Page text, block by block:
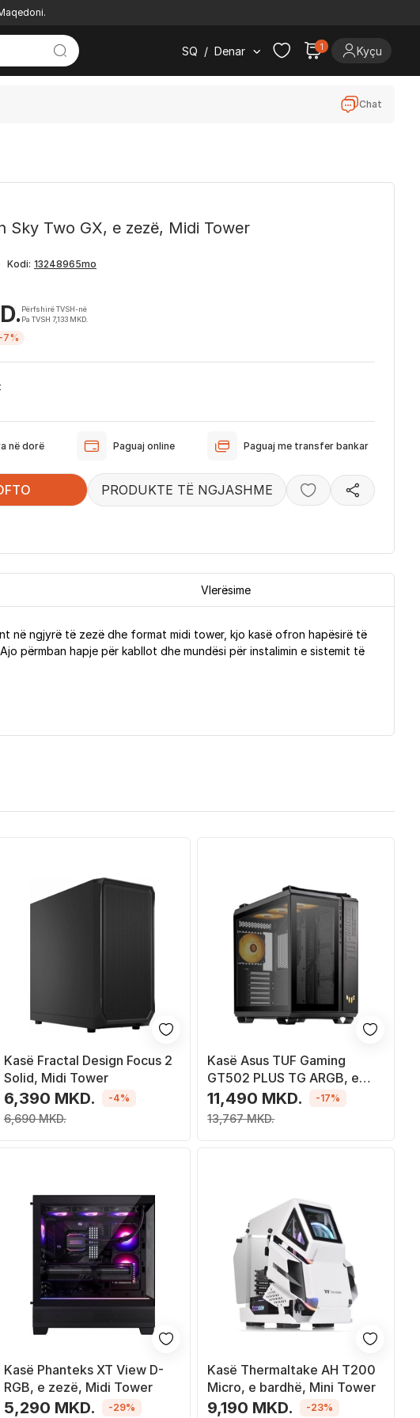
SQ / Denar 1 Kyçu
Chat
Sky Two GX, e zezë, Midi Tower
Kodi:
Përfshirë TVSH-në
Pa TVSH 7,133 MKD.
-7%
në dorë Paguaj online Paguaj me transfer bankar
PRODUKTE TË NGJASHME
Vlerësime
në ngjyrë të zezë dhe format midi tower, kjo kasë ofron hapësirë të
përmban hapje për kabllot dhe mundësi për instalimin e sistemit të
Kasë Fractal Design Focus 2
Solid, Midi Tower
6,390 MKD.
6,690 MKD.
-4%
Kasë Asus TUF Gaming
GT502 PLUS TG ARGB, e
zezë, Midi Tower
11,490 MKD.
13,767 MKD.
-17%
Kasë Phanteks XT View D-
RGB, e zezë, Midi Tower
5,290 MKD. -29%
Kasë Thermaltake AH T200
Micro, e bardhë, Mini Tower
9,190 MKD. -23%